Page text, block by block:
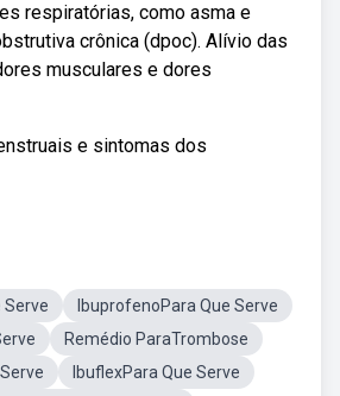
respiratórias, como asma e
crônica (dpoc). Alívio das
musculares e dores
e sintomas dos
Serve
IbuprofenoPara Que Serve
Remédio ParaTrombose
IbuflexPara Que Serve